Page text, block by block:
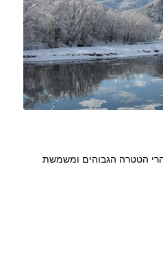
הטטרה הגבוהים ומשמשת